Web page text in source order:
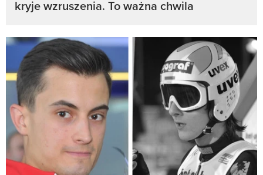
kryje wzruszenia. To ważna chwila